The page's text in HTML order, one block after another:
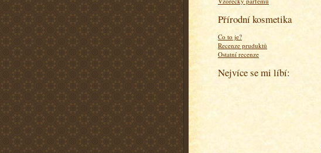
Přírodní kosmetika
Co to je?
Recenze pruduktů
Ostatní recenze
Nejvíce se mi líbí: